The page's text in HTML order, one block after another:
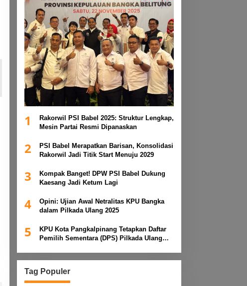
1
Rakorwil PSI Babel 2025: Struktur Lengkap,
Mesin Partai Resmi Dipanaskan
2
PSI Babel Merapatkan Barisan, Konsolidasi
Rakorwil Jadi Titik Start Menuju 2029
3
Kompak Banget! DPW PSI Babel Dukung
Kaesang Jadi Ketum Lagi
4
Opini: Ujian Awal Netralitas KPU Bangka
dalam Pilkada Ulang 2025
5
KPU Kota Pangkalpinang Tetapkan Daftar
Pemilih Sementara (DPS) Pilkada Ulang
Tag Populer